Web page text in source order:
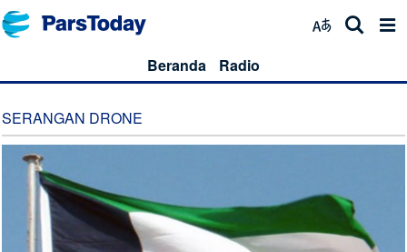
Beranda Radio
SERANGAN DRONE